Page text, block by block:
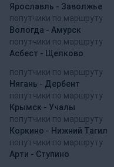
Ярославль - Заволжье
попутчики по маршруту
Вологда - Амурск
попутчики по маршруту
Асбест - Щелково
попутчики по маршруту
Нягань - Дербент
попутчики по маршруту
Крымск - Учалы
попутчики по маршруту
Коркино - Нижний Тагил
попутчики по маршруту
Арти - Ступино